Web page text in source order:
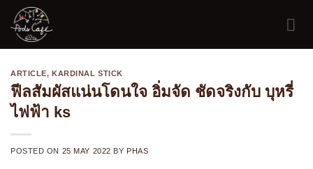
Skip
content
ARTICLE,KARDINAL STICK
ฟีลสัมผัสแน่นโดนใจ อิ่มจัด ชัดจริงกับ บุหรี่
ไฟฟ้า ks
POSTED ON 25 MAY 2022 BY PHAS